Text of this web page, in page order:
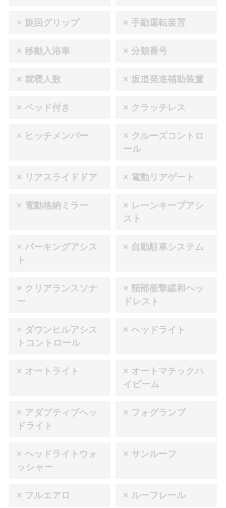
× 旋回グリップ × 手動運転装置
× 移動入浴車 × 分類番号
× 就寝人数 × 坂道発進補助装置
× ベッド付き × クラッチレス
× ヒッチメンバー
× クルーズコントロ
ール
× リアスライドドア × 電動リアゲート
× 電動格納ミラー
× レーンキープアシ
スト
× パーキングアシス
ト
× 自動駐車システム
× クリアランスソナ
ー
× 頸部衝撃緩和ヘッ
ドレスト
× ダウンヒルアシス
トコントロール
× ヘッドライト
× オートライト
× オートマチックハ
イビーム
× アダプティブヘッ
ドライト
× フォグランプ
× ヘッドライトウォ
ッシャー
× サンルーフ
× フルエアロ × ルーフレール